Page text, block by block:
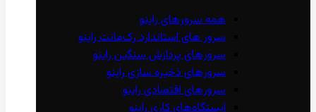
همه سرور‌های راینو
سرور ‌های استاندارد رک‌مانت راینو
سرور‌های پردازش سنگین راینو
سرور‌های ذخیره سازی راینو
سرور‌های اقتصادی راینو
ایستگاه‌های کاری راینو